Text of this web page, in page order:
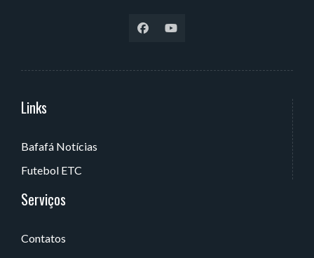
Links
Bafafá Notícias
Futebol ETC
Serviços
Contatos
Serviços